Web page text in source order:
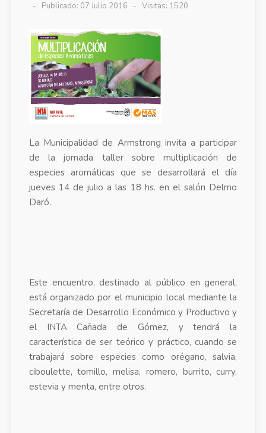
Publicado: 07 Julio 2016
Visitas: 1520
La Municipalidad de Armstrong invita a participar
de la jornada taller sobre multiplicación de
especies aromáticas que se desarrollará el día
jueves 14 de julio a las 18 hs. en el salón Delmo
Daró.
Este encuentro, destinado al público en general,
está organizado por el municipio local mediante la
Secretaría de Desarrollo Económico y Productivo y
el INTA Cañada de Gómez, y tendrá la
característica de ser teórico y práctico, cuando se
trabajará sobre especies como orégano, salvia,
ciboulette, tomillo, melisa, romero, burrito, curry,
estevia y menta, entre otros.